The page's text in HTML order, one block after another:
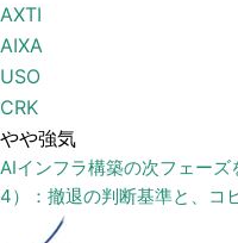
AXTI
AIXA
USO
CRK
やや強気
AIインフラ構築の次フェー
4）：撤退の判断基準と、コ